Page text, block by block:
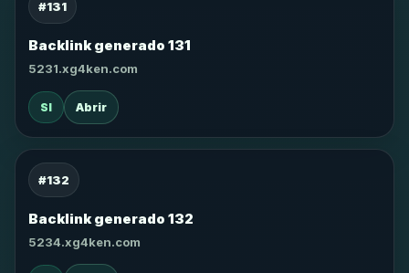
#131
Backlink generado 131
5231.xg4ken.com
SI Abrir
#132
Backlink generado 132
5234.xg4ken.com